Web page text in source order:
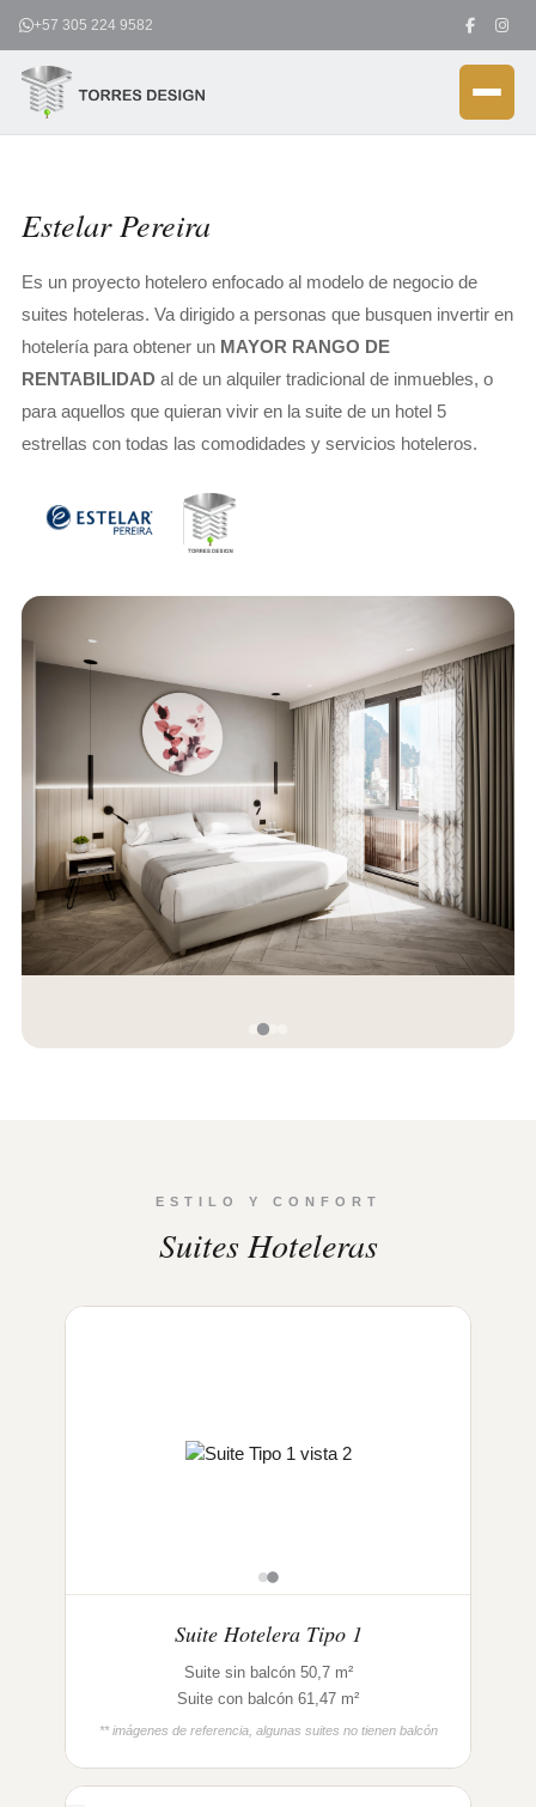
contenido
+57 305 224 9582
Estelar Pereira
Es un proyecto hotelero enfocado al modelo de negocio de
suites hoteleras. Va dirigido a personas que busquen invertir en
hotelería para obtener un MAYOR RANGO DE
RENTABILIDAD al de un alquiler tradicional de inmuebles, o
para aquellos que quieran vivir en la suite de un hotel 5
estrellas con todas las comodidades y servicios hoteleros.
ESTILO Y CONFORT
Suites Hoteleras
Suite Hotelera Tipo 1
Suite sin balcón 50,7 m²
Suite con balcón 61,47 m²
** imágenes de referencia, algunas suites no tienen balcón